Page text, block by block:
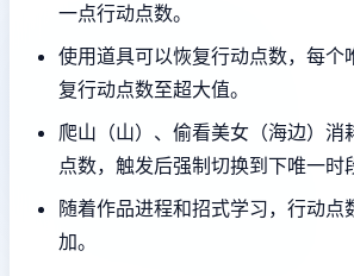
一点行动点数。
使用道具可以恢复行动点数，每个
复行动点数至超大值。
爬山（山）、偷看美女（海边）消
点数，触发后强制切换到下唯一时
随着作品进程和招式学习，行动点
加。